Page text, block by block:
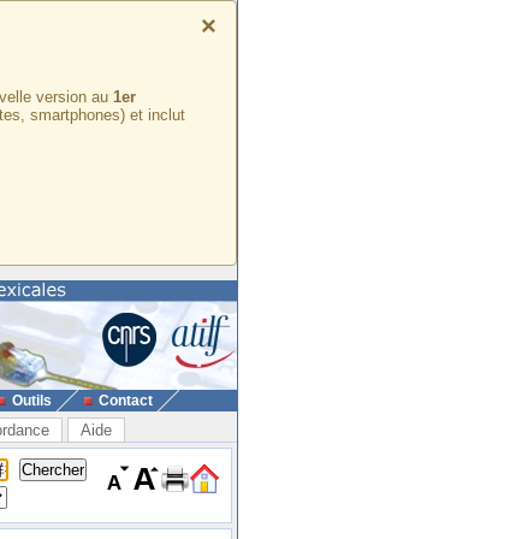
×
version au 1er
smartphones) et inclut
Outils Contact
Aide